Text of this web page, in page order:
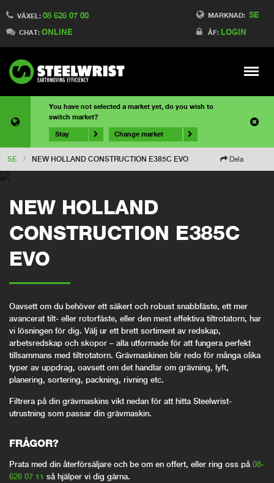
MARKNAD: SE
ÅF: LOGIN
VÄXEL: 08 626 07 00
CHAT: ONLINE
Meny
You have not selected a market yet, do you wish to
switch market?
Stay Change market
SE / NEW HOLLAND CONSTRUCTION E385C EVO Dela
NEW HOLLAND
CONSTRUCTION E385C
EVO
Oavsett om du behöver ett säkert och robust snabbfäste, ett mer
avancerat tilt- eller rotorfäste, eller den mest effektiva tiltrotatorn, har
vi lösningen för dig. Välj ur ett brett sortiment av redskap,
arbetsredskap och skopor – alla utformade för att fungera perfekt
tillsammans med tiltrotatorn. Grävmaskinen blir redo för många olika
typer av uppdrag, oavsett om det handlar om grävning, lyft,
planering, sortering, packning, rivning etc.
Filtrera på din grävmaskins vikt nedan för att hitta Steelwrist-
utrustning som passar din grävmaskin.
FRÅGOR?
Prata med din återförsäljare och be om en offert, eller ring oss på 08-
626 07 11 så hjälper vi dig gärna.